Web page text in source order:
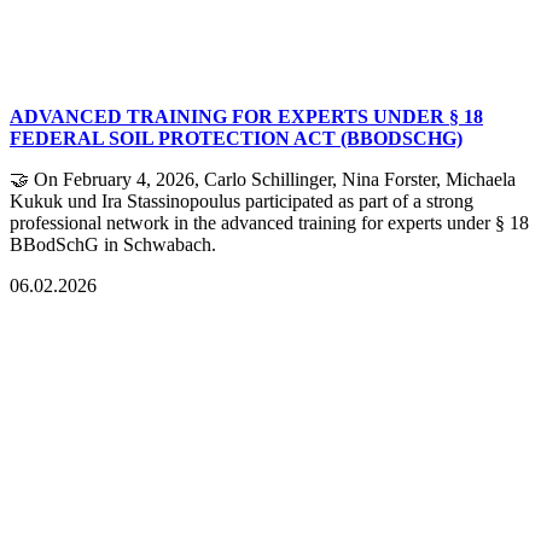
ADVANCED TRAINING FOR EXPERTS UNDER § 18
FEDERAL SOIL PROTECTION ACT (BBODSCHG)
🤝 On February 4, 2026, Carlo Schillinger, Nina Forster, Michaela
Kukuk und Ira Stassinopoulus participated as part of a strong
professional network in the advanced training for experts under § 18
BBodSchG in Schwabach.
06.02.2026